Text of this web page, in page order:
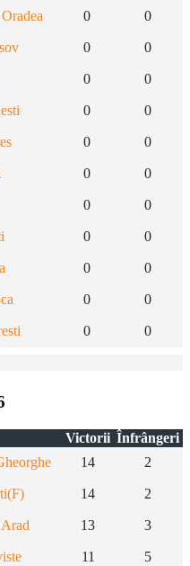
0 0
0 0
0 0
0 0
0 0
0 0
0 0
0 0
0 0
0 0
0 0
Victorii Înfrângeri
14 2
14 2
13 3
11 5